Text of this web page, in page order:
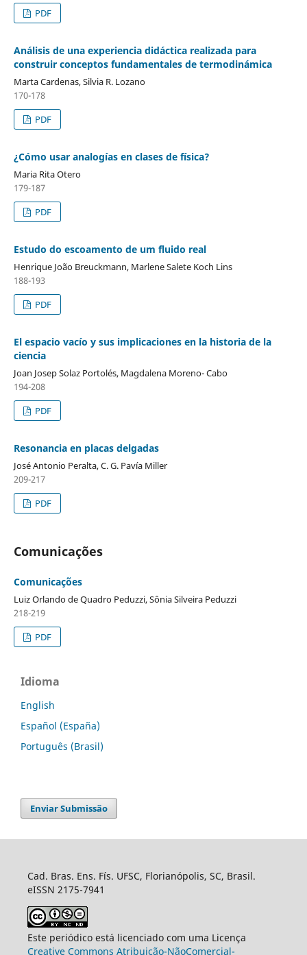
PDF
Análisis de una experiencia didáctica realizada para
construir conceptos fundamentales de termodinámica
Marta Cardenas, Silvia R. Lozano
170-178
PDF
¿Cómo usar analogías en clases de física?
Maria Rita Otero
179-187
PDF
Estudo do escoamento de um fluido real
Henrique João Breuckmann, Marlene Salete Koch Lins
188-193
PDF
El espacio vacío y sus implicaciones en la historia de la
ciencia
Joan Josep Solaz Portolés, Magdalena Moreno- Cabo
194-208
PDF
Resonancia en placas delgadas
José Antonio Peralta, C. G. Pavía Miller
209-217
PDF
Comunicações
Comunicações
Luiz Orlando de Quadro Peduzzi, Sônia Silveira Peduzzi
218-219
PDF
Idioma
English
Español (España)
Português (Brasil)
Enviar Submissão
Cad. Bras. Ens. Fís. UFSC, Florianópolis, SC, Brasil.
eISSN 2175-7941
Este periódico está licenciado com uma Licença
Creative Commons Atribuição-NãoComercial-